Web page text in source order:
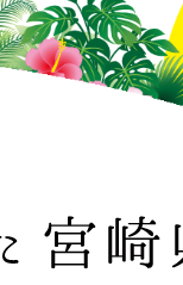
PREFECTURE